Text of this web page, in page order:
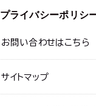
プライバシーポリシ
お問い合わせはこちら
サイトマップ